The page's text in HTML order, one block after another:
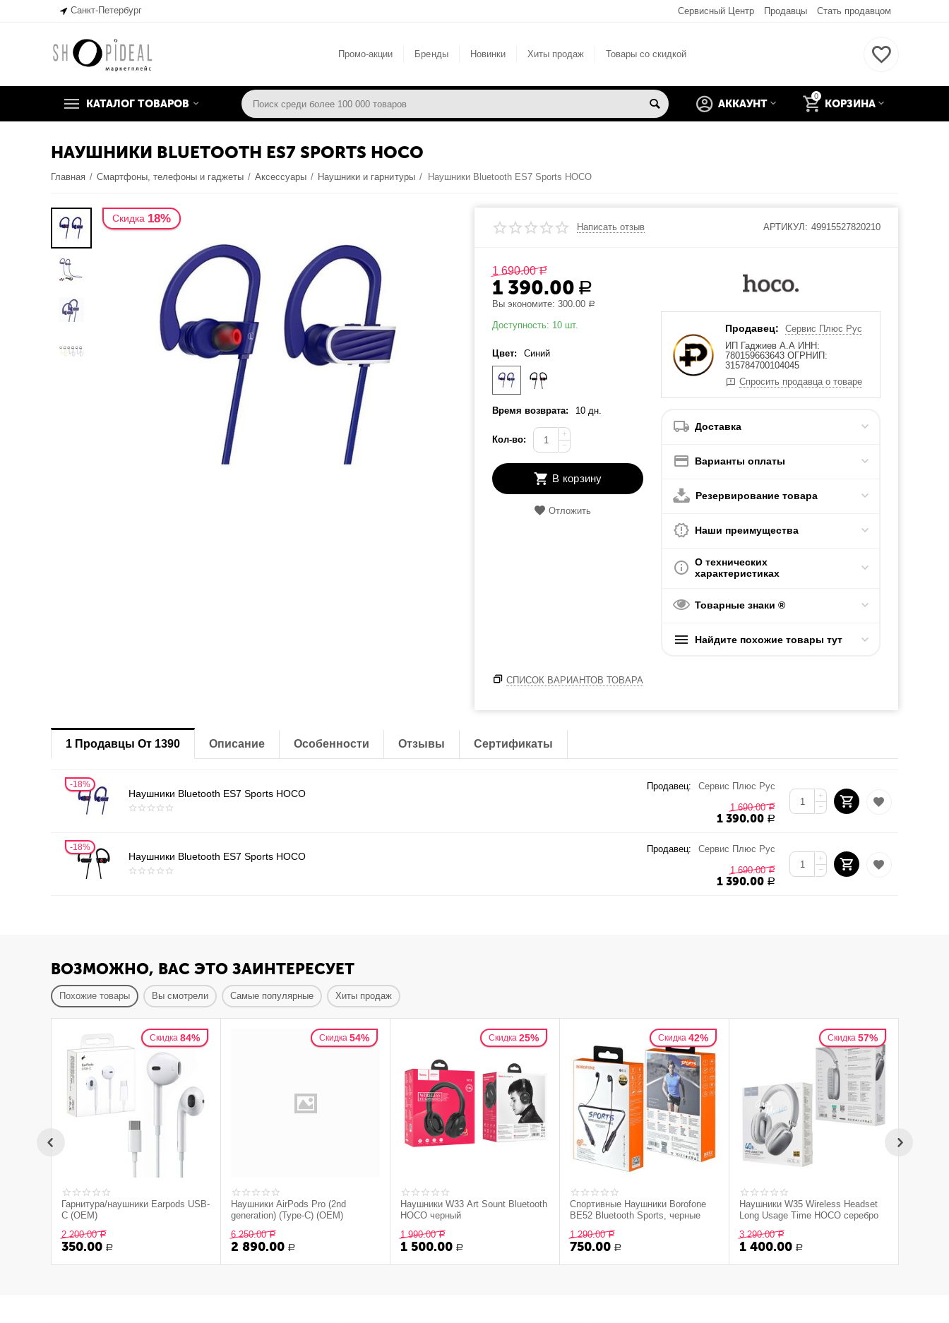
Санкт-Петербург Сервисный Центр Продавцы Стать продавцом
Промо-акции Бренды Новинки Хиты продаж Товары со скидкой
КАТАЛОГ ТОВАРОВ
0
КОРЗИНА
АККАУНТ
НАУШНИКИ BLUETOOTH ES7 SPORTS HOCO
Главная / Смартфоны, телефоны и гаджеты / Аксессуары / Наушники и гарнитуры / Наушники Bluetooth ES7 Sports HOCO
Скидка 18%
Написать отзыв АРТИКУЛ: 49915527820210
1 690.00 Р
1 390.00 Р
Вы экономите:300.00 Р
Доступность: 10 шт.
Цвет: Синий
Время возврата: 10 дн.
Кол-во:
+
−
В корзину
Отложить
Продавец:
Сервис Плюс Рус
ИП Гаджиев А.А ИНН:
780159663643 ОГРНИП:
315784700104045
Спросить продавца о товаре
Доставка
Варианты оплаты
Резервирование товара
Наши преимущества
О технических
характеристиках
Товарные знаки ®
Найдите похожие товары тут
СПИСОК ВАРИАНТОВ ТОВАРА
1 Продавцы От 1390 Описание Особенности Отзывы Сертификаты
18%
Наушники Bluetooth ES7 Sports HOCO
Продавец:
Сервис Плюс Рус
1 690.00 Р
1 390.00 Р
+
−
18%
Наушники Bluetooth ES7 Sports HOCO
Продавец:
Сервис Плюс Рус
1 690.00 Р
1 390.00 Р
+
−
ВОЗМОЖНО, ВАС ЭТО ЗАИНТЕРЕСУЕТ
Похожие товары Вы смотрели Самые популярные Хиты продаж
Скидка 84%
Гарнитура/наушники Earpods USB-
C (OEM)
2 200.00 Р
350.00 Р
Скидка 54%
Наушники AirPods Pro (2nd
generation) (Type-C) (OEM)
6 250.00 Р
2 890.00 Р
Скидка 25%
Наушники W33 Art Sount Bluetooth
HOCO черный
1 990.00 Р
1 500.00 Р
Скидка 42%
Спортивные Наушники Borofone
BE52 Bluetooth Sports, черные
1 290.00 Р
750.00 Р
Скидка 57%
Наушники W35 Wireless Headset
Long Usage Time HOCO серебро
3 290.00 Р
1 400.00 Р